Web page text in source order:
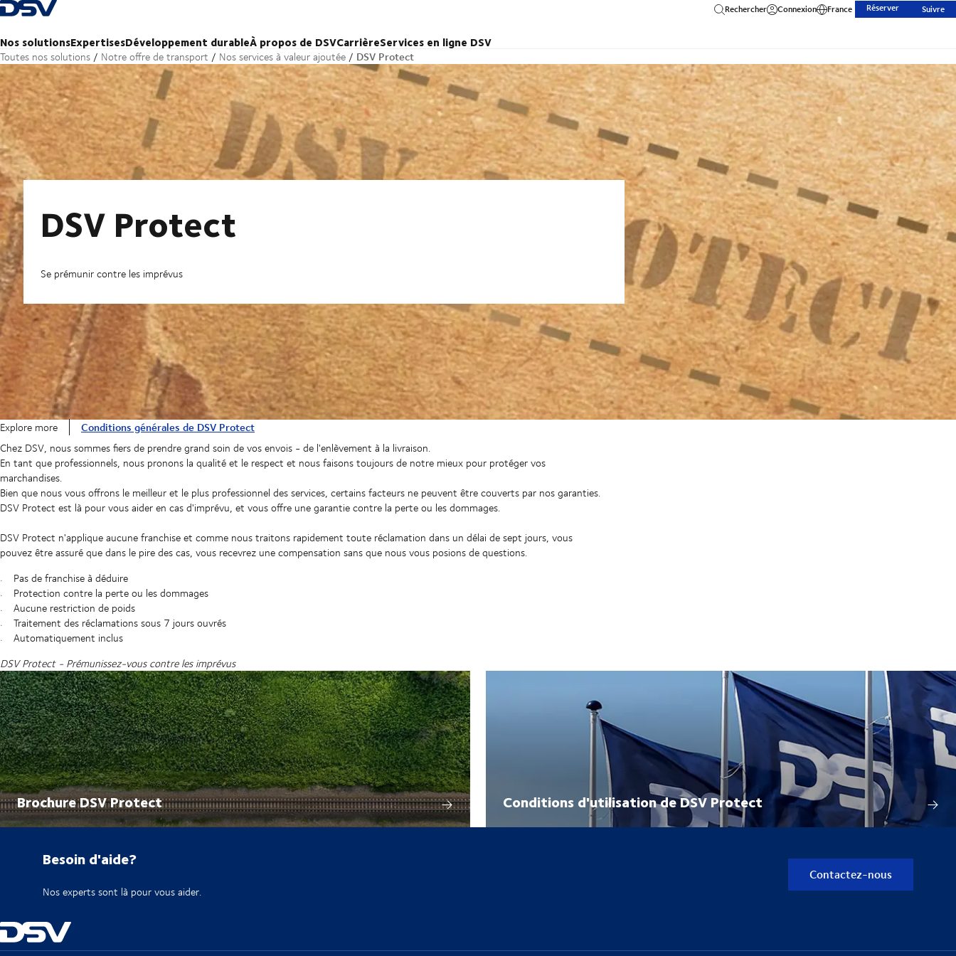
Retour à la page d'accueil
Nos solutionsExpertisesDéveloppement durableÀ propos de DSVCarrièreServices en ligne DSV
Rechercher Connexion France Réserver Suivre
Toutes nos solutions Notre offre de transport Nos services à valeur ajoutée DSV Protect
DSV Protect
Se prémunir contre les imprévus
Explore more Conditions générales de DSV Protect
Chez DSV, nous sommes fiers de prendre grand soin de vos envois - de l'enlèvement à la livraison.
En tant que professionnels, nous pronons la qualité et le respect et nous faisons toujours de notre mieux pour protéger vos
marchandises.
Bien que nous vous offrons le meilleur et le plus professionnel des services, certains facteurs ne peuvent être couverts par nos garanties.
DSV Protect est là pour vous aider en cas d'imprévu, et vous offre une garantie contre la perte ou les dommages.
DSV Protect n'applique aucune franchise et comme nous traitons rapidement toute réclamation dans un délai de sept jours, vous
pouvez être assuré que dans le pire des cas, vous recevrez une compensation sans que nous vous posions de questions.
Pas de franchise à déduire
Protection contre la perte ou les dommages
Aucune restriction de poids
Traitement des réclamations sous 7 jours ouvrés
Automatiquement inclus
DSV Protect - Prémunissez-vous contre les imprévus
Brochure DSV Protect Conditions d'utilisation de DSV Protect
Besoin d'aide?
Nos experts sont là pour vous aider.
Contactez-nous